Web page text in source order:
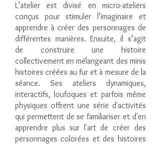
L’atelier est divisé en micro-ateliers
conçus pour stimuler l’imaginaire et
apprendre à créer des personnages de
différentes manières. Ensuite, il s’agit
de construire une histoire
collectivement en mélangeant des minis
histoires créées au fur et à mesure de la
séance. Ses ateliers dynamiques,
interactifs, loufoques et parfois même
physiques offrent une série d'activités
qui permettent de se familiariser et d'en
apprendre plus sur l'art de créer des
personnages colorées et des histoires